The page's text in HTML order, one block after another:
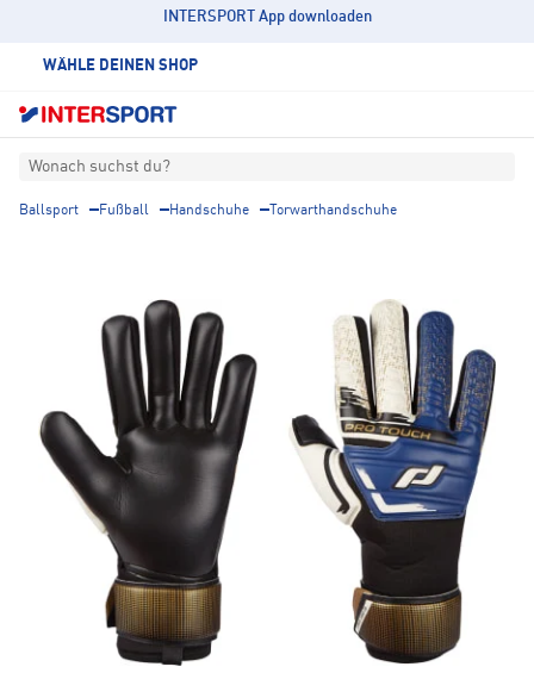
INTERSPORT App downloaden
WÄHLE DEINEN SHOP
Wonach suchst du?
Ballsport Fußball Handschuhe Torwarthandschuhe